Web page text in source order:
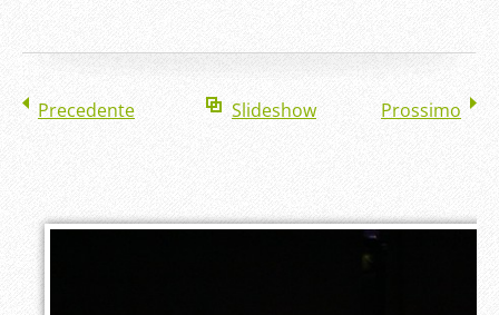
Precedente Slideshow Prossimo